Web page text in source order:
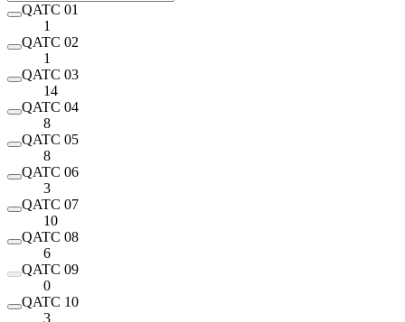
QATC 01
1
QATC 02
1
QATC 03
14
QATC 04
8
QATC 05
8
QATC 06
3
QATC 07
10
QATC 08
6
QATC 09
0
QATC 10
3